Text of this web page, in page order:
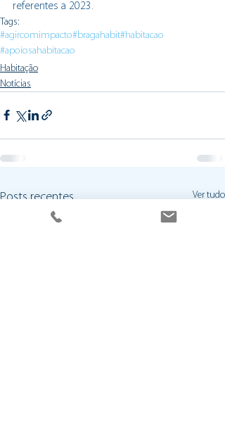
referentes a 2023.
Tags:
#agircomimpacto#bragahabit#habitacao
#apoiosahabitacao
Habitação
Notícias
Posts recentes Ver tudo